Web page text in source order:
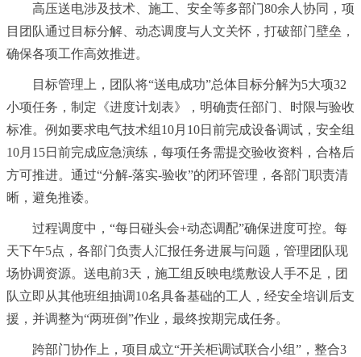
高压送电涉及技术、施工、安全等多部门80余人协同，项
目团队通过目标分解、动态调度与人文关怀，打破部门壁垒，
确保各项工作高效推进。
目标管理上，团队将“送电成功”总体目标分解为5大项32
小项任务，制定《进度计划表》，明确责任部门、时限与验收
标准。例如要求电气技术组10月10日前完成设备调试，安全组
10月15日前完成应急演练，每项任务需提交验收资料，合格后
方可推进。通过“分解-落实-验收”的闭环管理，各部门职责清
晰，避免推诿。
过程调度中，“每日碰头会+动态调配”确保进度可控。每
天下午5点，各部门负责人汇报任务进展与问题，管理团队现
场协调资源。送电前3天，施工组反映电缆敷设人手不足，团
队立即从其他班组抽调10名具备基础的工人，经安全培训后支
援，并调整为“两班倒”作业，最终按期完成任务。
跨部门协作上，项目成立“开关柜调试联合小组”，整合3